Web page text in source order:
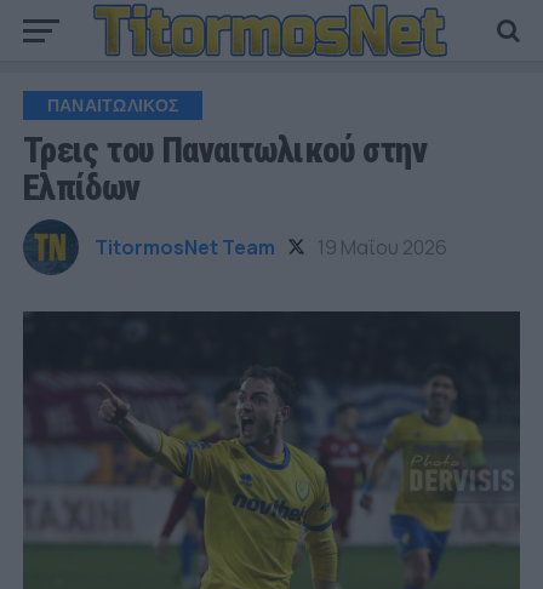
ΠΑΝΑΙΤΩΛΙΚΟΣ
Τρεις του Παναιτωλικού στην
Ελπίδων
TitormosNet Team 19 Μαΐου 2026